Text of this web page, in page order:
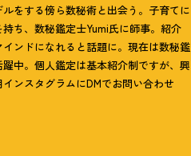
をする傍ら数秘術と出会う。子育てに
ち、数秘鑑定士Yumi氏に師事。紹介
ンドになれると話題に。現在は数秘鑑
中。個人鑑定は基本紹介制ですが、興
ンスタグラムにDMでお問い合わせ